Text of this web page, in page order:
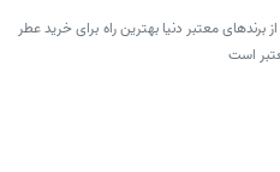
معتبر دنیا بهترین راه برای خرید عطر
است